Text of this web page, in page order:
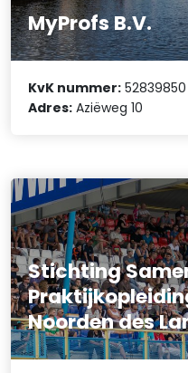
MyProfs B.V.
KvK nummer: 52839850
Adres: Aziëweg 10
Stichting
Noorden des